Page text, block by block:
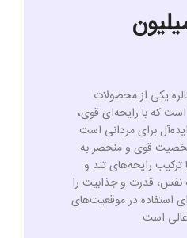
یکی از محصولات
است که با رایحه‌ای قوی،
برای مردانی است
قوی و منحصر به
رایحه‌های تند و
نفس، قدرت و جذابیت را
استفاده در موقعیت‌های
است.